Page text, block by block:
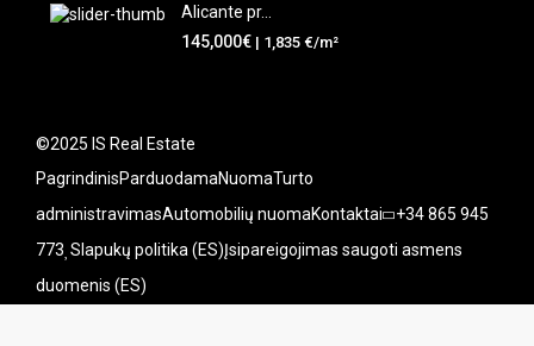
Alicante pr...
145,000€ | 1,835 €/m²
©2025 IS Real Estate
PagrindinisParduodamaNuomaTurto
administravimasAutomobilių nuomaKontaktai +34 865 945
773 Slapukų politika (ES)Įsipareigojimas saugoti asmens
duomenis (ES)